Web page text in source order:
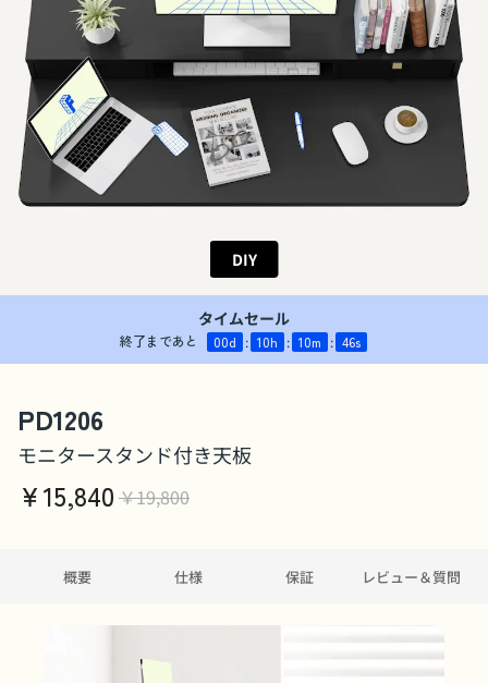
DIY
タイムセール
終了まであと 00d : 10h : 10m : 45s
PD1206
モニタースタンド付き天板
￥15,840 ￥19,800
概要 仕様 保証 レビュー＆質問